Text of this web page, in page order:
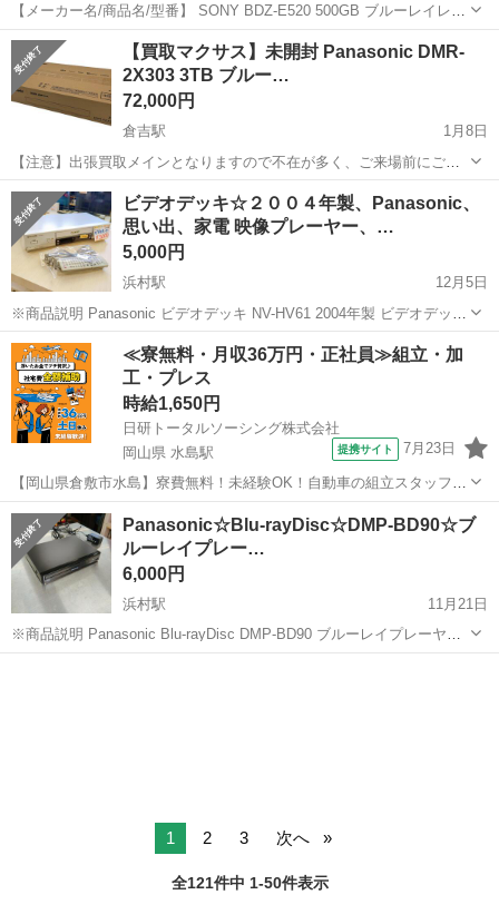
【メーカー名/商品名/型番】 SONY BDZ-E520 500GB ブルーレイレコ
ーダー 【状態】 Ｂ 目立った傷や汚れ無し 箱・取説なし ※ランクに関
しては、下記一覧をご参考下さいませ。 ※...
鳥取 倉吉駅 映像プレーヤー、レコーダー
買取マクサス
【買取マクサス】未開封 Panasonic DMR-
2X303 3TB ブルー…
72,000円
倉吉駅
1月8日
【注意】出張買取メインとなりますので不在が多く、ご来場前にご予
約・ご連絡お願いします。 倉庫となり通常の店舗ではございませんの
でご了承下さい。 【メーカー名/商品名/型番】 Panasonic DMR-2X...
鳥取 東伯郡 倉吉駅 映像プレーヤー、レコーダー
ビデオデッキ☆２００４年製、Panasonic、
思い出、家電 映像プレーヤー、…
5,000円
浜村駅
12月5日
※商品説明 Panasonic ビデオデッキ NV-HV61 2004年製 ビデオデッキ
のご紹介です。最近、全く見る 機会がなくなりましたね。 実家や部
屋の押し入れから出て来たビデオテープ再生...
鳥取 鳥取市 浜村駅 映像プレーヤー、レコーダー
ジモピー
≪寮無料・月収36万円・正社員≫組立・加
工・プレス
時給1,650円
日研トータルソーシング株式会社
岡山県 水島駅
提携サイト 7月23日
【岡山県倉敷市水島】寮費無料！未経験OK！自動車の組立スタッフ
《お仕事No.NS0089》 お仕事について 車の組立作業です。専用レール
に乗って流れてくる車の骨組みに、車内外の各部品・ハンドル・足回
り・ドア・シートなどの各...
岡山 倉敷市 その他
Panasonic☆Blu-rayDisc☆DMP-BD90☆ブ
ルーレイプレー…
6,000円
浜村駅
11月21日
※商品説明 Panasonic Blu-rayDisc DMP-BD90 ブルーレイプレーヤー
注) 使用に伴う細かい傷はございます。 パナソニックのブルーレイプ
1 2 3 次へ
全121件中 1-50件表示